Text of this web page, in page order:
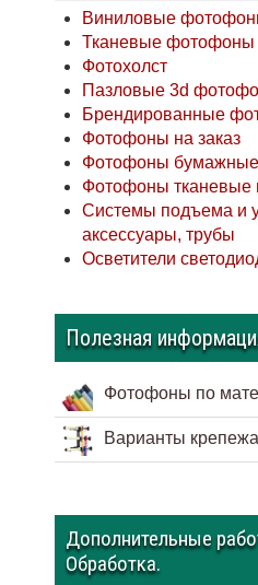
Виниловые
Тканевые фотофоны
Фотохолст
Пазловые 3d
Брендированные
Фотофоны на заказ
Фотофоны бумажные
Фотофоны тканевые
Системы подъема и
аксессуары, трубы
Осветители
Полезная
Фотофоны по
Варианты
Дополнительные
Обработка.